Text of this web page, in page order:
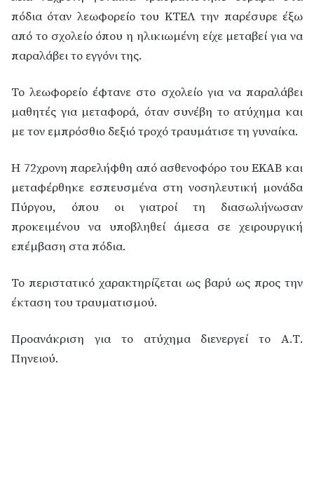
πόδια όταν λεωφορείο του ΚΤΕΛ την παρέσυρε έξω
από το σχολείο όπου η ηλικιωμένη είχε μεταβεί για να
παραλάβει το εγγόνι της.
Το λεωφορείο έφτανε στο σχολείο για να παραλάβει
μαθητές για μεταφορά, όταν συνέβη το ατύχημα και
με τον εμπρόσθιο δεξιό τροχό τραυμάτισε τη γυναίκα.
Η 72χρονη παρελήφθη από ασθενοφόρο του ΕΚΑΒ και
μεταφέρθηκε εσπευσμένα στη νοσηλευτική μονάδα
Πύργου, όπου οι γιατροί τη διασωλήνωσαν
προκειμένου να υποβληθεί άμεσα σε χειρουργική
επέμβαση στα πόδια.
Το περιστατικό χαρακτηρίζεται ως βαρύ ως προς την
έκταση του τραυματισμού.
Προανάκριση για το ατύχημα διενεργεί το Α.Τ.
Πηνειού.